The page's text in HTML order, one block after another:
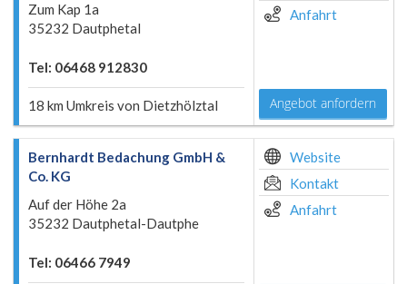
Zum Kap 1a
35232 Dautphetal
Tel: 06468 912830
18 km Umkreis von Dietzhölztal
Anfahrt
Angebot anfordern
Bernhardt Bedachung GmbH &
Co. KG
Auf der Höhe 2a
35232 Dautphetal-Dautphe
Tel: 06466 7949
Website
Kontakt
Anfahrt